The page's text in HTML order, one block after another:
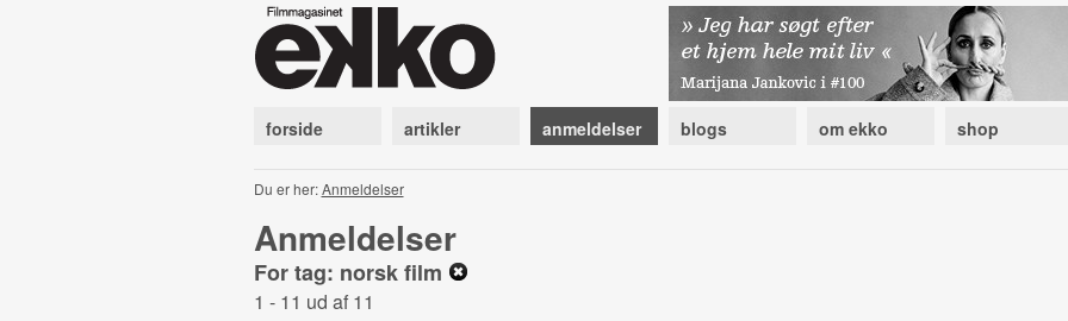
forside artikler anmeldelser blogs om ekko shop
Du er her:Anmeldelser
Anmeldelser
For tag: norsk film
1 - 11 ud af 11